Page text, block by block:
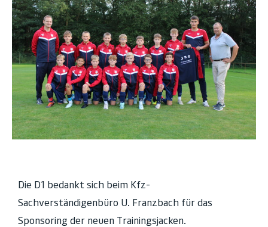
Die D1 bedankt sich beim Kfz-
Sachverständigenbüro U. Franzbach für das
Sponsoring der neuen Trainingsjacken.